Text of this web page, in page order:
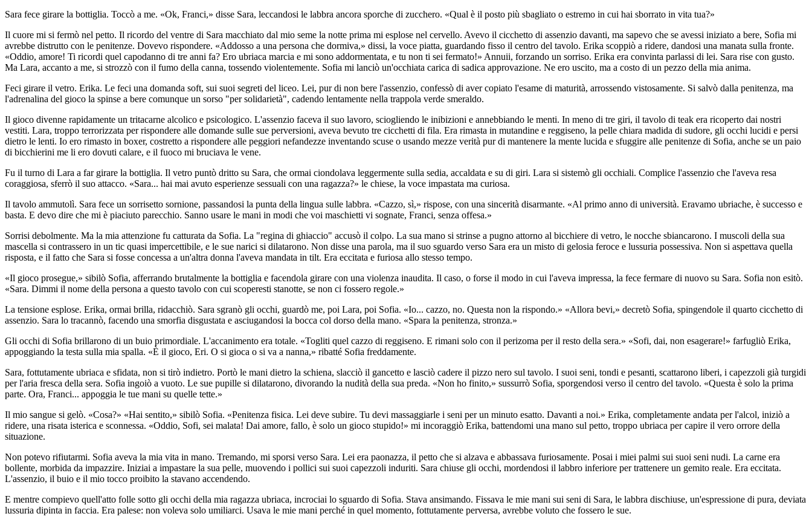
Sara fece girare la bottiglia. Toccò a me. «Ok, Franci,» disse Sara, leccandosi le labbra ancora sporche di zucchero. «Qual è il posto più sbagliato o estremo in cui hai sborrato in vita tua?»
Il cuore mi si fermò nel petto. Il ricordo del ventre di Sara macchiato dal mio seme la notte prima mi esplose nel cervello. Avevo il cicchetto di assenzio davanti, ma sapevo che se avessi iniziato a bere, Sofia mi
avrebbe distrutto con le penitenze. Dovevo rispondere. «Addosso a una persona che dormiva,» dissi, la voce piatta, guardando fisso il centro del tavolo. Erika scoppiò a ridere, dandosi una manata sulla fronte.
«Oddio, amore! Ti ricordi quel capodanno di tre anni fa? Ero ubriaca marcia e mi sono addormentata, e tu non ti sei fermato!» Annuii, forzando un sorriso. Erika era convinta parlassi di lei. Sara rise con gusto.
Ma Lara, accanto a me, si strozzò con il fumo della canna, tossendo violentemente. Sofia mi lanciò un'occhiata carica di sadica approvazione. Ne ero uscito, ma a costo di un pezzo della mia anima.
Feci girare il vetro. Erika. Le feci una domanda soft, sui suoi segreti del liceo. Lei, pur di non bere l'assenzio, confessò di aver copiato l'esame di maturità, arrossendo vistosamente. Si salvò dalla penitenza, ma
l'adrenalina del gioco la spinse a bere comunque un sorso "per solidarietà", cadendo lentamente nella trappola verde smeraldo.
Il gioco divenne rapidamente un tritacarne alcolico e psicologico. L'assenzio faceva il suo lavoro, sciogliendo le inibizioni e annebbiando le menti. In meno di tre giri, il tavolo di teak era ricoperto dai nostri
vestiti. Lara, troppo terrorizzata per rispondere alle domande sulle sue perversioni, aveva bevuto tre cicchetti di fila. Era rimasta in mutandine e reggiseno, la pelle chiara madida di sudore, gli occhi lucidi e persi
dietro le lenti. Io ero rimasto in boxer, costretto a rispondere alle peggiori nefandezze inventando scuse o usando mezze verità pur di mantenere la mente lucida e sfuggire alle penitenze di Sofia, anche se un paio
di bicchierini me li ero dovuti calare, e il fuoco mi bruciava le vene.
Fu il turno di Lara a far girare la bottiglia. Il vetro puntò dritto su Sara, che ormai ciondolava leggermente sulla sedia, accaldata e su di giri. Lara si sistemò gli occhiali. Complice l'assenzio che l'aveva resa
coraggiosa, sferrò il suo attacco. «Sara... hai mai avuto esperienze sessuali con una ragazza?» le chiese, la voce impastata ma curiosa.
Il tavolo ammutolì. Sara fece un sorrisetto sornione, passandosi la punta della lingua sulle labbra. «Cazzo, sì,» rispose, con una sincerità disarmante. «Al primo anno di università. Eravamo ubriache, è successo e
basta. E devo dire che mi è piaciuto parecchio. Sanno usare le mani in modi che voi maschietti vi sognate, Franci, senza offesa.»
Sorrisi debolmente. Ma la mia attenzione fu catturata da Sofia. La "regina di ghiaccio" accusò il colpo. La sua mano si strinse a pugno attorno al bicchiere di vetro, le nocche sbiancarono. I muscoli della sua
mascella si contrassero in un tic quasi impercettibile, e le sue narici si dilatarono. Non disse una parola, ma il suo sguardo verso Sara era un misto di gelosia feroce e lussuria possessiva. Non si aspettava quella
risposta, e il fatto che Sara si fosse concessa a un'altra donna l'aveva mandata in tilt. Era eccitata e furiosa allo stesso tempo.
«Il gioco prosegue,» sibilò Sofia, afferrando brutalmente la bottiglia e facendola girare con una violenza inaudita. Il caso, o forse il modo in cui l'aveva impressa, la fece fermare di nuovo su Sara. Sofia non esitò.
«Sara. Dimmi il nome della persona a questo tavolo con cui scoperesti stanotte, se non ci fossero regole.»
La tensione esplose. Erika, ormai brilla, ridacchiò. Sara sgranò gli occhi, guardò me, poi Lara, poi Sofia. «Io... cazzo, no. Questa non la rispondo.» «Allora bevi,» decretò Sofia, spingendole il quarto cicchetto di
assenzio. Sara lo tracannò, facendo una smorfia disgustata e asciugandosi la bocca col dorso della mano. «Spara la penitenza, stronza.»
Gli occhi di Sofia brillarono di un buio primordiale. L'accanimento era totale. «Togliti quel cazzo di reggiseno. E rimani solo con il perizoma per il resto della sera.» «Sofi, dai, non esagerare!» farfugliò Erika,
appoggiando la testa sulla mia spalla. «È il gioco, Eri. O si gioca o si va a nanna,» ribatté Sofia freddamente.
Sara, fottutamente ubriaca e sfidata, non si tirò indietro. Portò le mani dietro la schiena, slacciò il gancetto e lasciò cadere il pizzo nero sul tavolo. I suoi seni, tondi e pesanti, scattarono liberi, i capezzoli già turgidi
per l'aria fresca della sera. Sofia ingoiò a vuoto. Le sue pupille si dilatarono, divorando la nudità della sua preda. «Non ho finito,» sussurrò Sofia, sporgendosi verso il centro del tavolo. «Questa è solo la prima
parte. Ora, Franci... appoggia le tue mani su quelle tette.»
Il mio sangue si gelò. «Cosa?» «Hai sentito,» sibilò Sofia. «Penitenza fisica. Lei deve subire. Tu devi massaggiarle i seni per un minuto esatto. Davanti a noi.» Erika, completamente andata per l'alcol, iniziò a
ridere, una risata isterica e sconnessa. «Oddio, Sofi, sei malata! Dai amore, fallo, è solo un gioco stupido!» mi incoraggiò Erika, battendomi una mano sul petto, troppo ubriaca per capire il vero orrore della
situazione.
Non potevo rifiutarmi. Sofia aveva la mia vita in mano. Tremando, mi sporsi verso Sara. Lei era paonazza, il petto che si alzava e abbassava furiosamente. Posai i miei palmi sui suoi seni nudi. La carne era
bollente, morbida da impazzire. Iniziai a impastare la sua pelle, muovendo i pollici sui suoi capezzoli induriti. Sara chiuse gli occhi, mordendosi il labbro inferiore per trattenere un gemito reale. Era eccitata.
L'assenzio, il buio e il mio tocco proibito la stavano accendendo.
E mentre compievo quell'atto folle sotto gli occhi della mia ragazza ubriaca, incrociai lo sguardo di Sofia. Stava ansimando. Fissava le mie mani sui seni di Sara, le labbra dischiuse, un'espressione di pura, deviata
lussuria dipinta in faccia. Era palese: non voleva solo umiliarci. Usava le mie mani perché in quel momento, fottutamente perversa, avrebbe voluto che fossero le sue.